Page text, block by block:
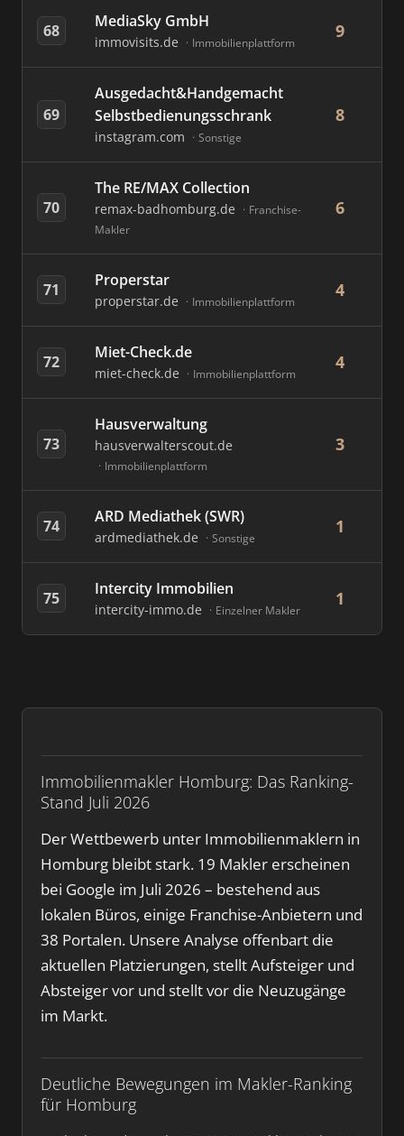
Immobilienmakler Homburg: Das Ranking-
Stand Juli 2026
Der Wettbewerb unter Immobilienmaklern in
Homburg bleibt stark. 19 Makler erscheinen
bei Google im Juli 2026 – bestehend aus
lokalen Büros, einige Franchise-Anbietern und
38 Portalen. Unsere Analyse offenbart die
aktuellen Platzierungen, stellt Aufsteiger und
Absteiger vor und stellt vor die Neuzugänge
im Markt.
Deutliche Bewegungen im Makler-Ranking
für Homburg
68 MediaSky GmbH
immovisits.de Immobilienplattform
9
69
Ausgedacht&Handgemacht
Selbstbedienungsschrank
instagram.com Sonstige
8
70
The RE/MAX Collection
remax-badhomburg.de
Franchise-
Makler
6
71 Properstar
properstar.de Immobilienplattform
4
72 Miet-Check.de
miet-check.de Immobilienplattform
4
73
Hausverwaltung
hausverwalterscout.de
Immobilienplattform
3
74 ARD Mediathek (SWR)
ardmediathek.de Sonstige
1
75 Intercity Immobilien
intercity-immo.de Einzelner Makler
1